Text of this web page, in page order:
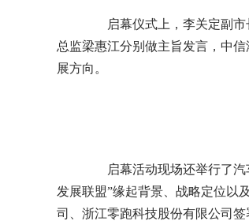
启幕仪式上，李关定副市
总监梁惠江分别做主旨发言，中
展方向。
启幕活动现场还举行了汽
发展联盟”缘起背景、战略定位以
司、浙江零跑科技股份有限公司